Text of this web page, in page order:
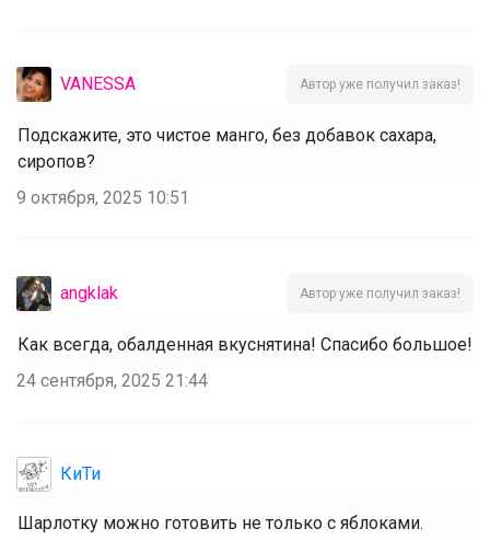
VANESSA Автор уже получил заказ!
Подскажите, это чистое манго, без добавок сахара,
сиропов?
9 октября, 2025 10:51
angklak Автор уже получил заказ!
Как всегда, обалденная вкуснятина! Спасибо большое!
24 сентября, 2025 21:44
КиТи
Шарлотку можно готовить не только с яблоками.